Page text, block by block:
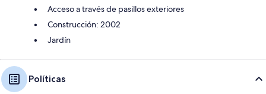
Acceso a través de pasillos exteriores
Construcción: 2002
Jardín
Políticas